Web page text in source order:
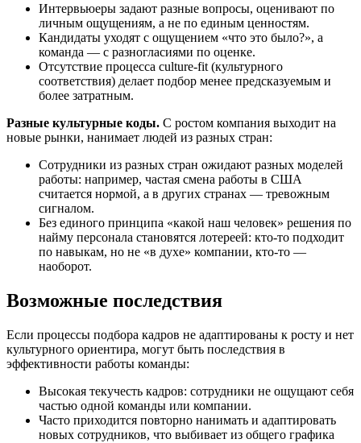
Интервьюеры задают разные вопросы, оценивают по
личным ощущениям, а не по единым ценностям.
Кандидаты уходят с ощущением «что это было?», а
команда — с разногласиями по оценке.
Отсутствие процесса culture-fit (культурного
соответствия) делает подбор менее предсказуемым и
более затратным.
Разные культурные коды. С ростом компания выходит на
новые рынки, нанимает людей из разных стран:
Сотрудники из разных стран ожидают разных моделей
работы: например, частая смена работы в США
считается нормой, а в других странах — тревожным
сигналом.
Без единого принципа «какой наш человек» решения по
найму персонала становятся лотереей: кто-то подходит
по навыкам, но не «в духе» компании, кто-то —
наоборот.
Возможные последствия
Если процессы подбора кадров не адаптированы к росту и нет
культурного ориентира, могут быть последствия в
эффективности работы команды:
Высокая текучесть кадров: сотрудники не ощущают себя
частью одной команды или компании.
Часто приходится повторно нанимать и адаптировать
новых сотрудников, что выбивает из общего графика